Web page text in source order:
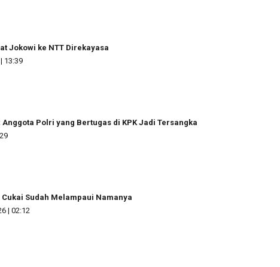
Jokowi ke NTT Direkayasa
13:39
Anggota Polri yang Bertugas di KPK Jadi Tersangka
Sudah Melampaui Namanya
| 02:12